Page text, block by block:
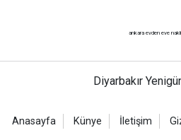
ankara evden eve
Diyarbakır
Anasayfa Künye İletişim